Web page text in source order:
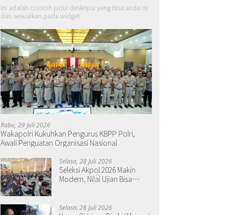
Ini adalah contoh judul deskripsi yang bisa anda isi
dan sesuaikan pada widget
Rabu, 29 Juli 2026
Wakapolri Kukuhkan Pengurus KBPP Polri,
Awali Penguatan Organisasi Nasional
Selasa, 28 Juli 2026
Seleksi Akpol 2026 Makin
Modern, Nilai Ujian Bisa
Selasa, 28 Juli 2026